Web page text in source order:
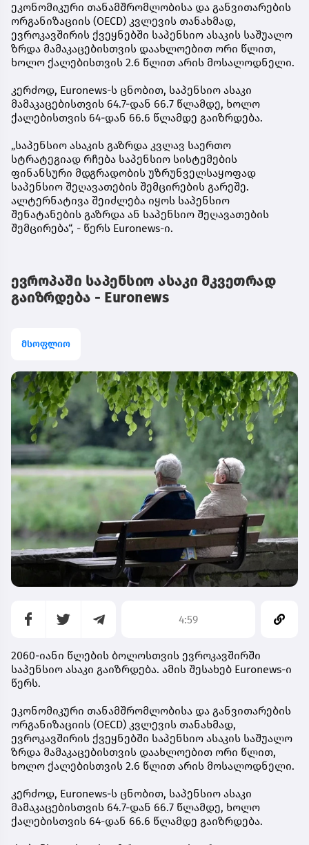
ეკონომიკური თანამშრომლობისა და განვითარების
ორგანიზაციის (OECD) კვლევის თანახმად,
ევროკავშირის ქვეყნებში საპენსიო ასაკის საშუალო
ზრდა მამაკაცებისთვის დაახლოებით ორი წლით,
ხოლო ქალებისთვის 2.6 წლით არის მოსალოდნელი.
კერძოდ, Euronews-ს ცნობით, საპენსიო ასაკი
მამაკაცებისთვის 64.7-დან 66.7 წლამდე, ხოლო
ქალებისთვის 64-დან 66.6 წლამდე გაიზრდება.
„საპენსიო ასაკის გაზრდა კვლავ საერთო
სტრატეგიად რჩება საპენსიო სისტემების
ფინანსური მდგრადობის უზრუნველსაყოფად
საპენსიო შეღავათების შემცირების გარეშე.
ალტერნატივა შეიძლება იყოს საპენსიო
შენატანების გაზრდა ან საპენსიო შეღავათების
შემცირება“, - წერს Euronews-ი.
ევროპაში საპენსიო ასაკი მკვეთრად
გაიზრდება - Euronews
მსოფლიო
4:59
2060-იანი წლების ბოლოსთვის ევროკავშირში
საპენსიო ასაკი გაიზრდება. ამის შესახებ Euronews-ი
წერს.
ეკონომიკური თანამშრომლობისა და განვითარების
ორგანიზაციის (OECD) კვლევის თანახმად,
ევროკავშირის ქვეყნებში საპენსიო ასაკის საშუალო
ზრდა მამაკაცებისთვის დაახლოებით ორი წლით,
ხოლო ქალებისთვის 2.6 წლით არის მოსალოდნელი.
კერძოდ, Euronews-ს ცნობით, საპენსიო ასაკი
მამაკაცებისთვის 64.7-დან 66.7 წლამდე, ხოლო
ქალებისთვის 64-დან 66.6 წლამდე გაიზრდება.